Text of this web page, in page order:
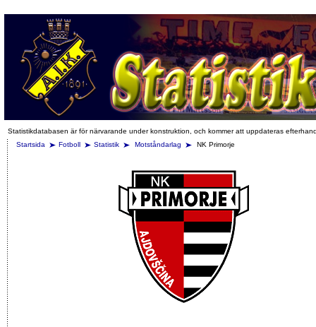
Statistikdatabasen är för närvarande under konstruktion, och kommer att uppdateras
Startsida
Fotboll Statistik Motståndarlag NK Primorje